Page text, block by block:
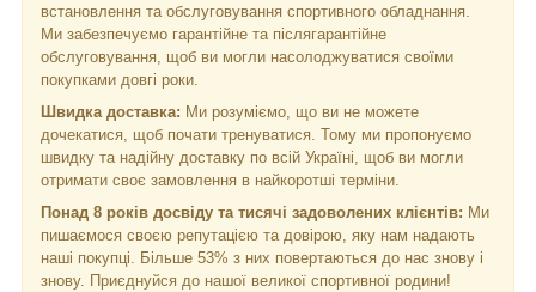
встановлення та обслуговування спортивного обладнання.
Ми забезпечуємо гарантійне та післягарантійне
обслуговування, щоб ви могли насолоджуватися своїми
покупками довгі роки.
Швидка доставка: Ми розуміємо, що ви не можете
дочекатися, щоб почати тренуватися. Тому ми пропонуємо
швидку та надійну доставку по всій Україні, щоб ви могли
отримати своє замовлення в найкоротші терміни.
Понад 8 років досвіду та тисячі задоволених клієнтів: Ми
пишаємося своєю репутацією та довірою, яку нам надають
наші покупці. Більше 53% з них повертаються до нас знову і
знову. Приєднуйся до нашої великої спортивної родини!